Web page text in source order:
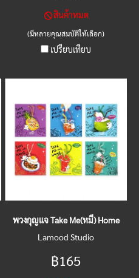
สินค้าหมด
(มีหลายคุณสมบัติให้เลือก)
เปรียบเทียบ
พวงกุญแจ Take Me(หมี) Home
Lamood Studio
฿165